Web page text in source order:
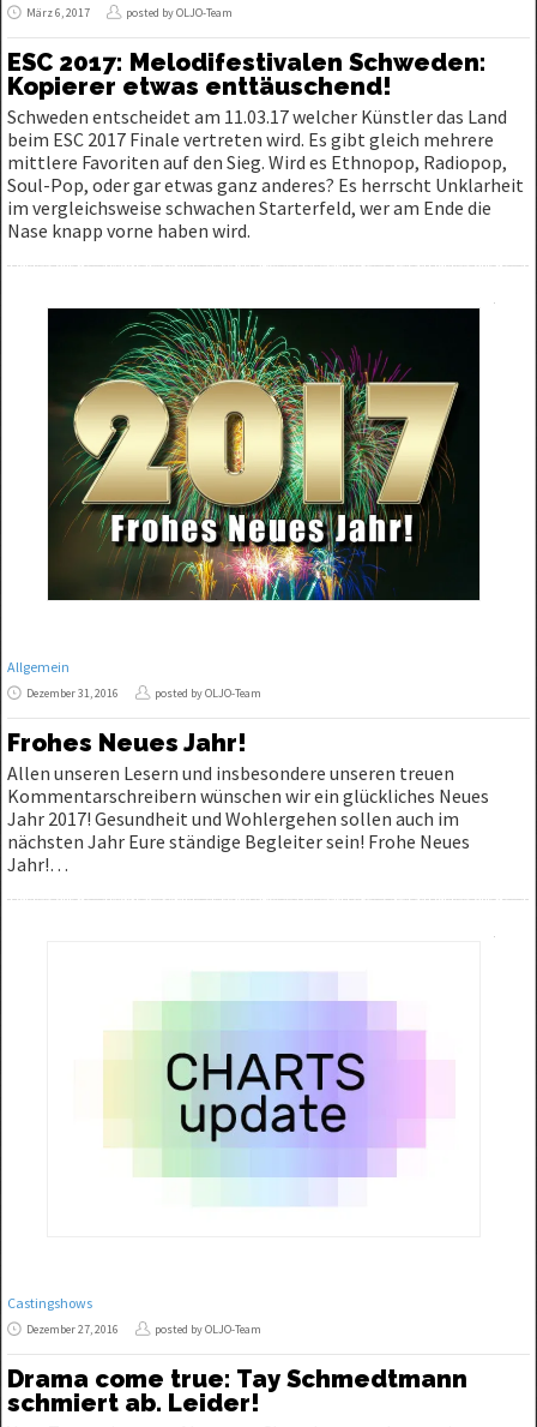
März 6, 2017 posted by OLJO-Team
ESC 2017: Melodifestivalen Schweden:
Kopierer etwas enttäuschend!
Schweden entscheidet am 11.03.17 welcher Künstler das Land
beim ESC 2017 Finale vertreten wird. Es gibt gleich mehrere
mittlere Favoriten auf den Sieg. Wird es Ethnopop, Radiopop,
Soul-Pop, oder gar etwas ganz anderes? Es herrscht Unklarheit
im vergleichsweise schwachen Starterfeld, wer am Ende die
Nase knapp vorne haben wird.
Allgemein
Dezember 31, 2016 posted by OLJO-Team
Frohes Neues Jahr!
Allen unseren Lesern und insbesondere unseren treuen
Kommentarschreibern wünschen wir ein glückliches Neues
Jahr 2017! Gesundheit und Wohlergehen sollen auch im
nächsten Jahr Eure ständige Begleiter sein! Frohe Neues
Jahr!…
Castingshows
Dezember 27, 2016 posted by OLJO-Team
Drama come true: Tay Schmedtmann
schmiert ab. Leider!